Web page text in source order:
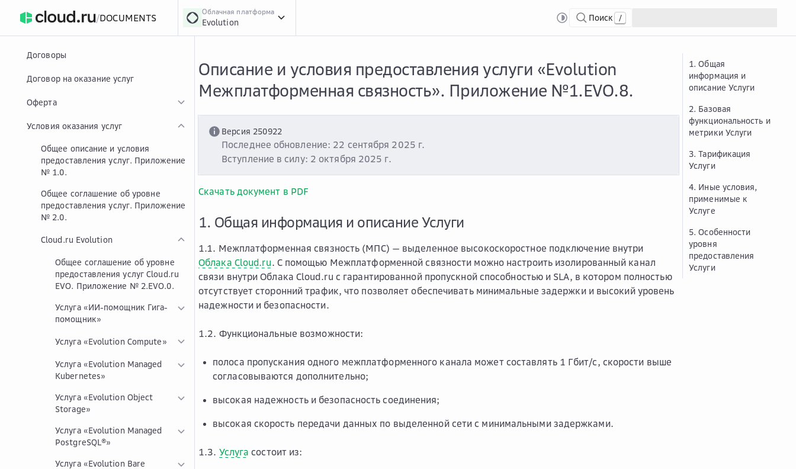
/DOCUMENTS
Облачная платформа
Evolution Поиск /
Договоры
Договор на оказание услуг
Оферта
Условия оказания услуг
Общее описание и условия
предоставления услуг. Приложение
№ 1.0.
Общее соглашение об уровне
предоставления услуг. Приложение
№ 2.0.
Cloud.ru Evolution
Общее соглашение об уровне
предоставления услуг Cloud.ru
EVO. Приложение № 2.EVO.0.
Услуга «ИИ-помощник Гига-
помощник»
Услуга «Evolution Compute»
Услуга «Evolution Managed
Kubernetes»
Услуга «Evolution Object
Storage»
Услуга «Evolution Managed
PostgreSQL®»
Услуга «Evolution Bare
Описание и условия предоставления услуги «Evolution
Межплатформенная связность». Приложение №1.EVO.8.
Версия 250922
Последнее обновление: 22 сентября 2025 г.
Вступление в силу: 2 октября 2025 г.
Скачать документ в PDF
1. Общая информация и описание Услуги
1.1. Межплатформенная связность (МПС) — выделенное высокоскоростное подключение внутри
Облака Cloud.ru. С помощью Межплатформенной связности можно настроить изолированный канал
связи внутри Облака Cloud.ru с гарантированной пропускной способностью и SLA, в котором полностью
отсутствует сторонний трафик, что позволяет обеспечивать минимальные задержки и высокий уровень
надежности и безопасности.
1.2. Функциональные возможности:
полоса пропускания одного межплатформенного канала может составлять 1 Гбит/с, скорости выше
согласовываются дополнительно;
высокая надежность и безопасность соединения;
высокая скорость передачи данных по выделенной сети с минимальными задержками.
1.3. Услуга состоит из:
1. Общая
информация и
описание Услуги
2. Базовая
функциональность и
метрики Услуги
3. Тарификация
Услуги
4. Иные условия,
применимые к
Услуге
5. Особенности
уровня
предоставления
Услуги